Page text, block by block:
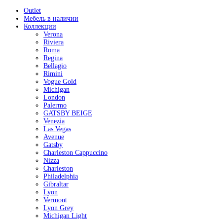
Outlet
Мебель в наличии
Коллекции
Verona
Riviera
Roma
Regina
Bellagio
Rimini
Vogue Gold
Michigan
London
Palermo
GATSBY BEIGE
Venezia
Las Vegas
Avenue
Gatsby
Charleston Cappuccino
Nizza
Charleston
Philadelphia
Gibraltar
Lyon
Vermont
Lyon Grey
Michigan Light